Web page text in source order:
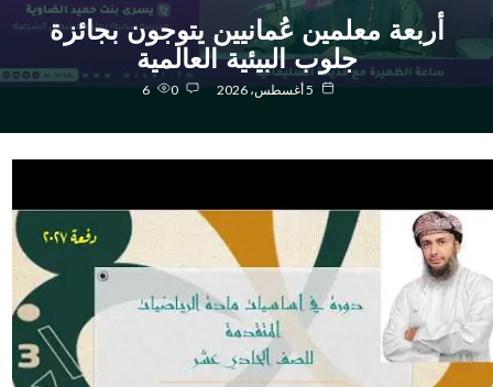
أربعة معلمين عُمانيين يتوجون بجائزة
جلوب البيئية العالمية
6